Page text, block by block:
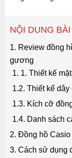
NỘI DUNG
1. Review đồng
gương
1. 1. Thiết kế
1.2. Thiết kế dây
1.3. Kích cỡ
1.4. Danh sách
2. Đồng hồ
3. Cách sử dụng